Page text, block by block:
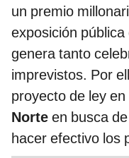
un premio
exposición
genera tanto
imprevistos. Por
proyecto de ley
Norte en busca
hacer efectivo los